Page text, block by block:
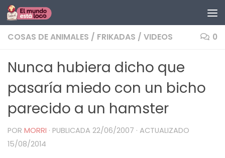
Saltar al contenido
COSAS DE ANIMALES / FRIKADAS / VIDEOS 0
Nunca hubiera dicho que
pasaría miedo con un bicho
parecido a un hamster
POR MORRI · PUBLICADA 22/06/2007 · ACTUALIZADO
15/08/2014